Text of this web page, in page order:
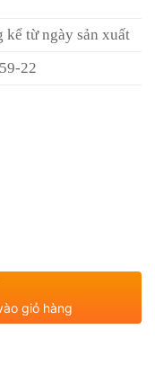
kể từ ngày sản xuất
22
giỏ hàng